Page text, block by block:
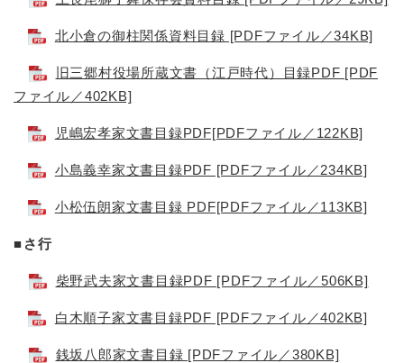
北小倉の御柱関係資料目録 [PDFファイル／34KB]
旧三郷村役場所蔵文書（江戸時代）目録PDF [PDF
ファイル／402KB]
児嶋宏孝家文書目録PDF[PDFファイル／122KB]
小島義幸家文書目録PDF [PDFファイル／234KB]
小松伍朗家文書目録 PDF[PDFファイル／113KB]
■さ行
柴野武夫家文書目録PDF [PDFファイル／506KB]
白木順子家文書目録PDF [PDFファイル／402KB]
銭坂八郎家文書目録 [PDFファイル／380KB]